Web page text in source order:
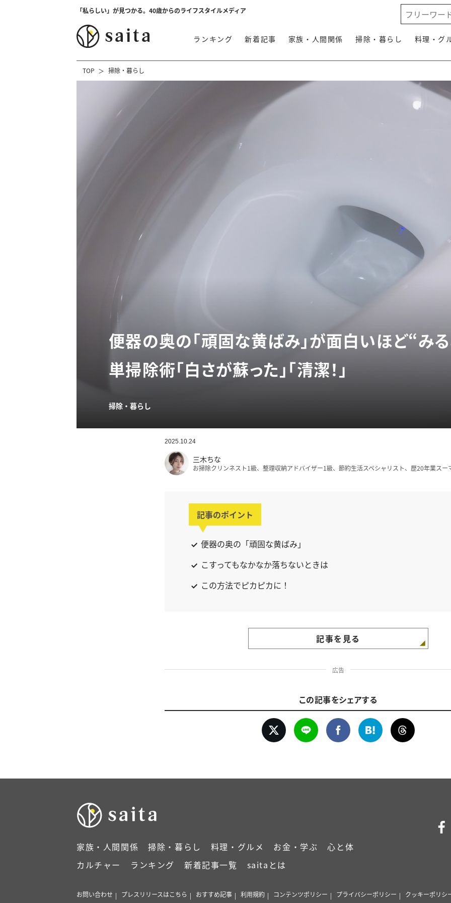
「私らしい」が見つかる。40歳からのライフスタイルメディア
ランキング 新着記事 家族・人間関係 掃除・暮らし 料理・グ
TOP 掃除・暮らし
便器の奥の「頑固な黄ばみ」が面白いほど“み
単掃除術「白さが蘇った」「清潔！」
掃除・暮らし
2025.10.24
三木ちな
お掃除クリンネスト1級、整理収納アドバイザー1級、節約生活スペシャリスト、歴20年業スー
記事のポイント
便器の奥の「頑固な黄ばみ」
こすってもなかなか落ちないときは
この方法でピカピカに！
記事を見る
広告
この記事をシェアする
家族・人間関係 掃除・暮らし 料理・グルメ お金・学ぶ
心と体
カルチャー
ランキング 新着記事一覧 saitaとは
お問い合わせ プレスリリースはこちら おすすめ記事 利用規約 コンテンツポリシー プライバシーポリシー クッキーポリシ